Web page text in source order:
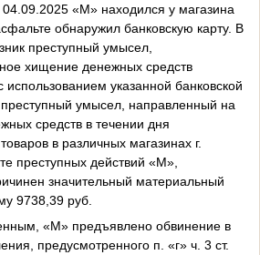
«М» находился у магазина
обнаружил банковскую карту. В
преступный умысел,
хищение денежных средств
указанной банковской
преступный умысел, направленный на
средств в течении дня
в различных магазинах г.
преступных действий «М»,
значительный материальный
9738,39 руб.
«М» предъявлено обвинение в
предусмотренного п. «г» ч. 3 ст.